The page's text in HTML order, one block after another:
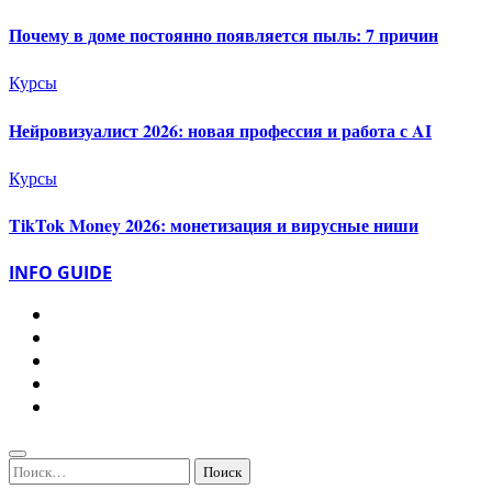
Почему в доме постоянно появляется пыль: 7 причин
Курсы
Нейровизуалист 2026: новая профессия и работа с AI
Курсы
TikTok Money 2026: монетизация и вирусные ниши
INFO GUIDE
Найти: